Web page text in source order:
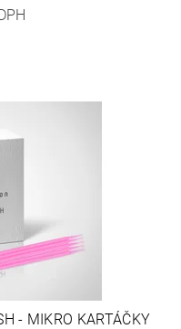
- MIKRO KARTÁČKY